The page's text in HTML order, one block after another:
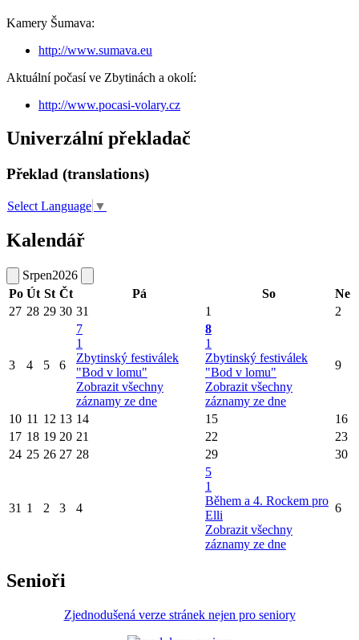
Kamery Šumava:
http://www.sumava.eu
Aktuální počasí ve Zbytinách a okolí:
http://www.pocasi-volary.cz
Univerzální překladač
Překlad (translations)
Select Language ▼
Kalendář
Srpen2026
Po Út St Čt Pá So
Ne
27 28 29 30 31 1 2
3 4 5 6
7
1
Zbytinský festiválek
"Bod v lomu"
Zobrazit všechny
záznamy ze dne
8
1
Zbytinský festiválek
"Bod v lomu"
Zobrazit všechny
záznamy ze dne
9
10 11 12 13 14 15
16
17 18 19 20 21 22
23
24 25 26 27 28 29 30
31 1 2 3 4
5
1
Během a 4. Rockem pro
Elli
Zobrazit všechny
záznamy ze dne
6
Senioři
Zjednodušená verze stránek nejen pro seniory